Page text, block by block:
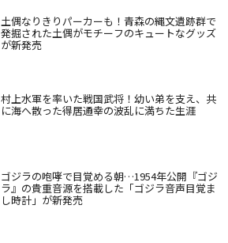
土偶なりきりパーカーも！青森の縄文遺跡群で
発掘された土偶がモチーフのキュートなグッズ
が新発売
村上水軍を率いた戦国武将！幼い弟を支え、共
に海へ散った得居通幸の波乱に満ちた生涯
ゴジラの咆哮で目覚める朝…1954年公開『ゴジ
ラ』の貴重音源を搭載した「ゴジラ音声目覚ま
し時計」が新発売